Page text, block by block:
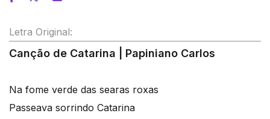
Letra Original:
Canção de Catarina | Papiniano Carlos
Na fome verde das searas roxas
Passeava sorrindo Catarina